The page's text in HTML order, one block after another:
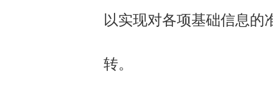
以实现对各项基础信息的
转。